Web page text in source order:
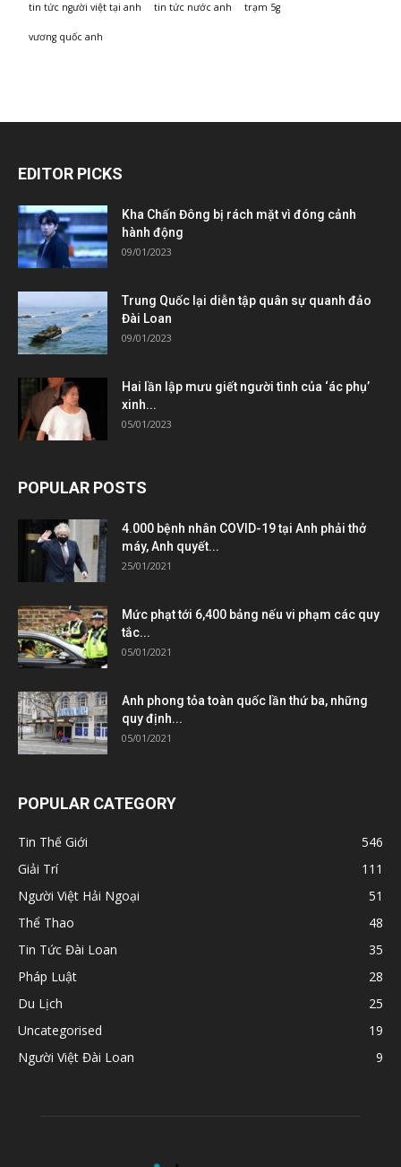
tin tức người việt tại anh tin tức nước anh trạm 5g
vương quốc anh
EDITOR PICKS
Kha Chấn Đông bị rách mặt vì đóng cảnh
hành động
09/01/2023
Trung Quốc lại diễn tập quân sự quanh đảo
Đài Loan
09/01/2023
Hai lần lập mưu giết người tình của ‘ác phụ’
xinh...
05/01/2023
POPULAR POSTS
4.000 bệnh nhân COVID-19 tại Anh phải thở
máy, Anh quyết...
25/01/2021
Mức phạt tới 6,400 bảng nếu vi phạm các quy
tắc...
05/01/2021
Anh phong tỏa toàn quốc lần thứ ba, những
quy định...
05/01/2021
POPULAR CATEGORY
Tin Thế Giới
546
Giải Trí
111
Người Việt Hải Ngoại
51
Thể Thao
48
Tin Tức Đài Loan
35
Pháp Luật
28
Du Lịch
25
Uncategorised
19
Người Việt Đài Loan
9